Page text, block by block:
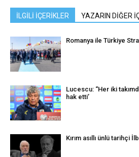
İLGİLİ İÇERİKLER YAZARIN DİĞER
Romanya ile Türkiye
Lucescu: “Her iki
hak etti’
Kırım asıllı ünlü tarihçi